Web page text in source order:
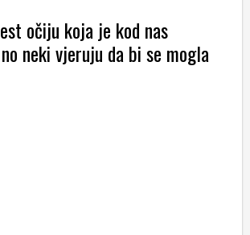
očiju koja je kod nas
neki vjeruju da bi se mogla